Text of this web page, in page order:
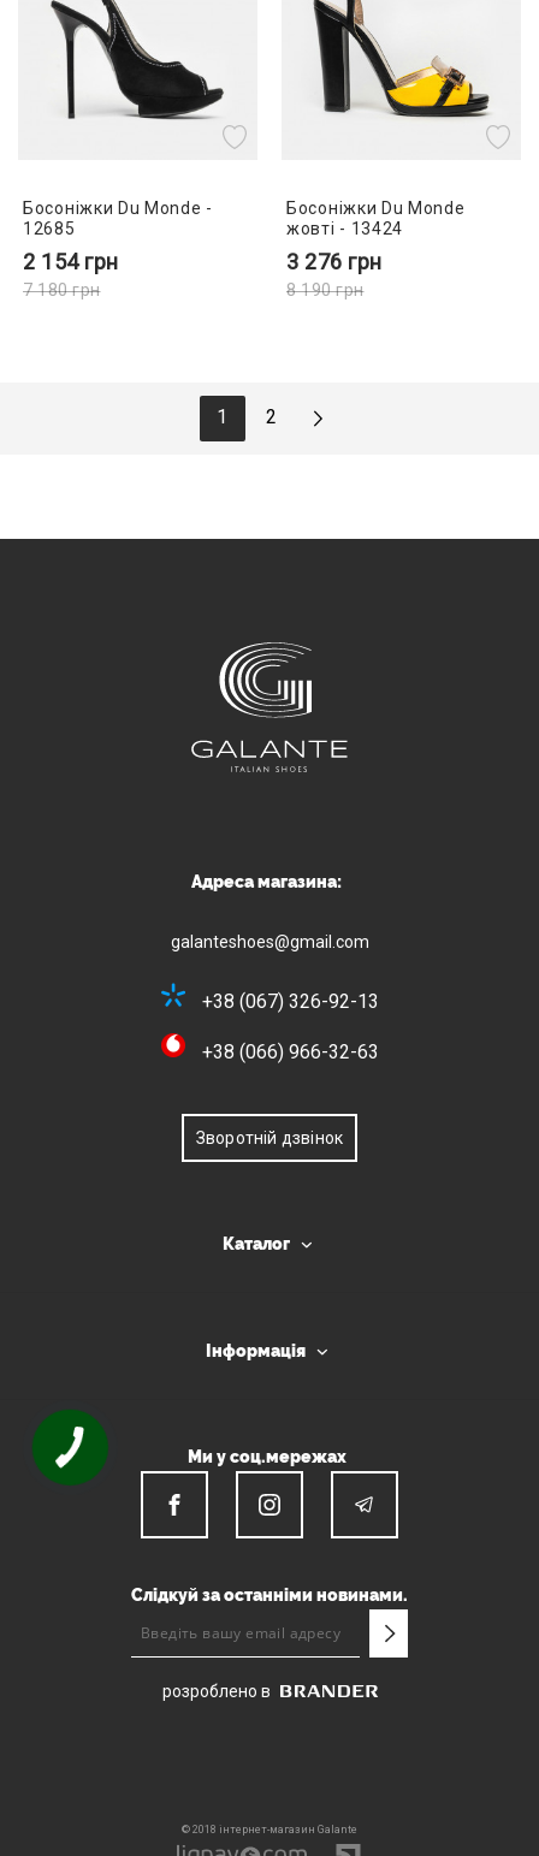
Босоніжки Du Monde -
12685
2 154грн
7 180грн
Босоніжки Du Monde
жовті - 13424
3 276 грн
8 190грн
1 2
Адреса магазина:
galanteshoes@gmail.com
+38 (067) 326-92-13
+38 (066) 966-32-63
Зворотній дзвінок
Каталог
Інформація
Ми у соц.мережах
Слідкуй за останніми новинами.
розроблено в
© 2018 інтернет-магазин Galante